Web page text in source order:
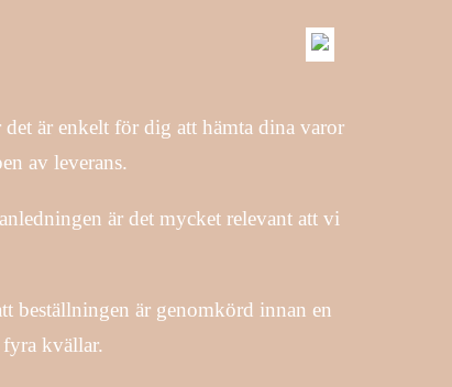
är enkelt för dig att hämta dina varor
av leverans.
är det mycket relevant att vi
beställningen är genomkörd innan en
kvällar.